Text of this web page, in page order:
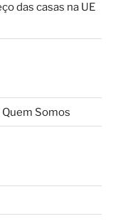
das casas na UE
Quem Somos